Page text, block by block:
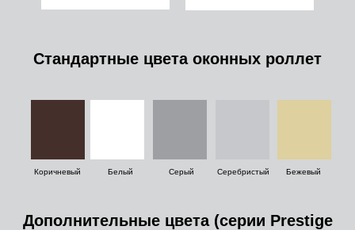
Стандартные цвета оконных роллет
Коричневый Белый Серый Серебристый Бежевый
Дополнительные цвета (серии Prestige